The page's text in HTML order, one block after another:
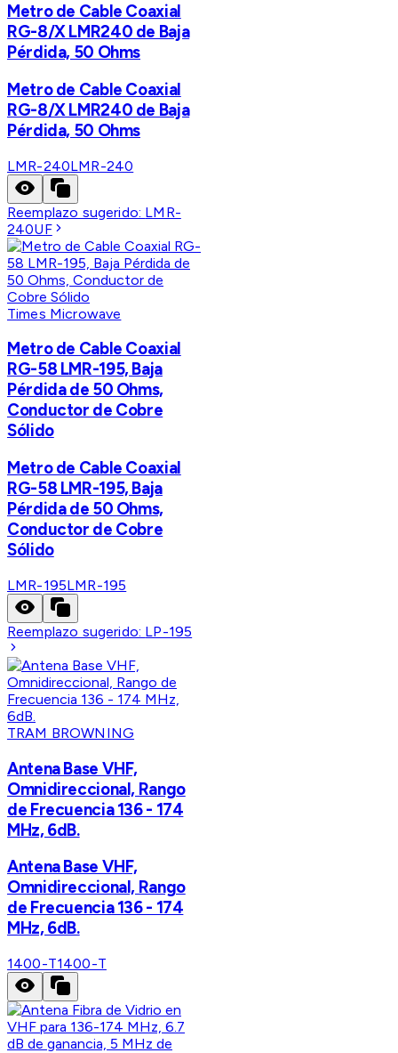
Metro de Cable Coaxial
RG-8/X LMR240 de Baja
Pérdida, 50 Ohms
Metro de Cable Coaxial
RG-8/X LMR240 de Baja
Pérdida, 50 Ohms
LMR-240LMR-240
Reemplazo sugerido: LMR-
240UF
Times Microwave
Metro de Cable Coaxial
RG-58 LMR-195, Baja
Pérdida de 50 Ohms,
Conductor de Cobre
Sólido
Metro de Cable Coaxial
RG-58 LMR-195, Baja
Pérdida de 50 Ohms,
Conductor de Cobre
Sólido
LMR-195LMR-195
Reemplazo sugerido: LP-195
TRAM BROWNING
Antena Base VHF,
Omnidireccional, Rango
de Frecuencia 136 - 174
MHz, 6dB.
Antena Base VHF,
Omnidireccional, Rango
de Frecuencia 136 - 174
MHz, 6dB.
1400-T1400-T